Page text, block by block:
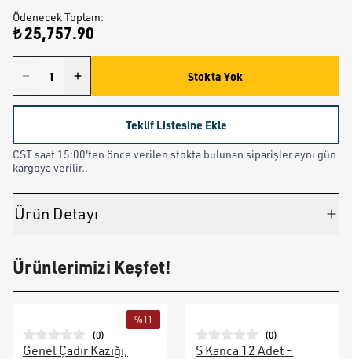
Ödenecek Toplam:
₺ 25,757.90
Stokta Yok
Teklif Listesine Ekle
CST saat 15:00'ten önce verilen stokta bulunan siparişler aynı gün
kargoya verilir..
Ürün Detayı
Ürünlerimizi Keşfet!
%11
(0)
Genel Çadır Kazığı,
(0)
S Kanca 12 Adet –